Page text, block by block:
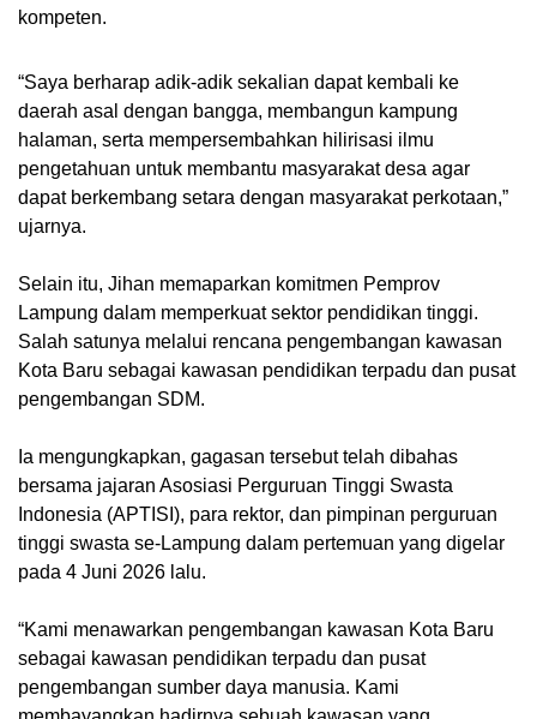
kompeten.
“Saya berharap adik-adik sekalian dapat kembali ke
daerah asal dengan bangga, membangun kampung
halaman, serta mempersembahkan hilirisasi ilmu
pengetahuan untuk membantu masyarakat desa agar
dapat berkembang setara dengan masyarakat perkotaan,”
ujarnya.
Selain itu, Jihan memaparkan komitmen Pemprov
Lampung dalam memperkuat sektor pendidikan tinggi.
Salah satunya melalui rencana pengembangan kawasan
Kota Baru sebagai kawasan pendidikan terpadu dan pusat
pengembangan SDM.
Ia mengungkapkan, gagasan tersebut telah dibahas
bersama jajaran Asosiasi Perguruan Tinggi Swasta
Indonesia (APTISI), para rektor, dan pimpinan perguruan
tinggi swasta se-Lampung dalam pertemuan yang digelar
pada 4 Juni 2026 lalu.
“Kami menawarkan pengembangan kawasan Kota Baru
sebagai kawasan pendidikan terpadu dan pusat
pengembangan sumber daya manusia. Kami